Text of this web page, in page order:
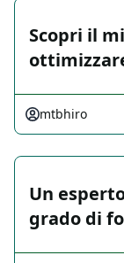
Scopri il
mtbhiro
Un
grado di